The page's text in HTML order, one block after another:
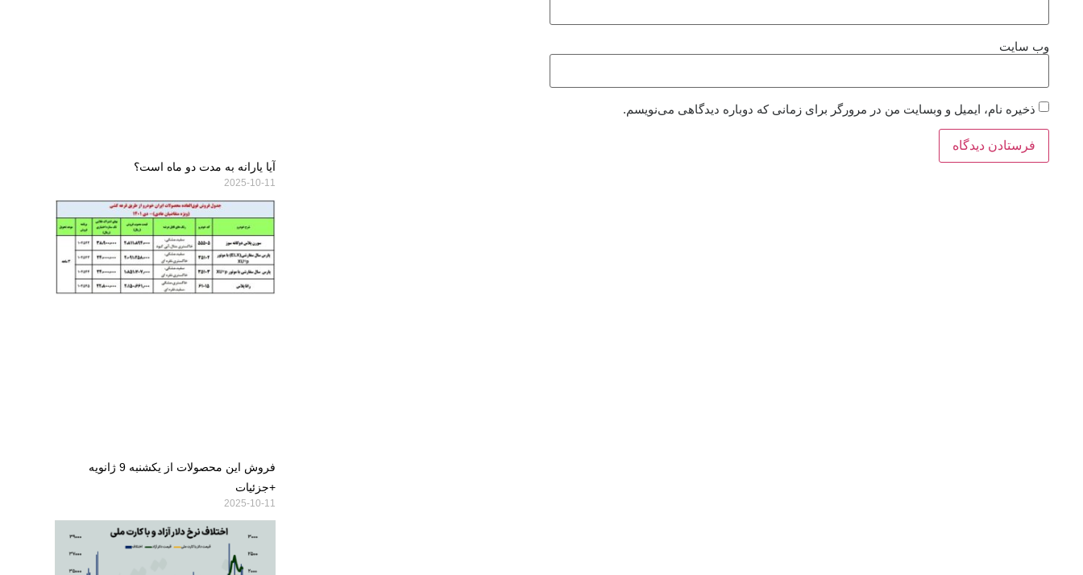
وب‌ سایت
ذخیره نام، ایمیل و وبسایت من در مرورگر برای زمانی که دوباره دیدگاهی می‌نویسم.
آیا یارانه به مدت دو ماه است؟
2025-10-11
فروش این محصولات از یکشنبه 9 ژانویه
+جزئیات
2025-10-11